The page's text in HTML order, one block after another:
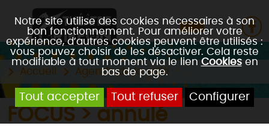
Notre site utilise des cookies nécessaires à son
bon fonctionnement. Pour améliorer votre
expérience, d’autres cookies peuvent être utilisés :
vous pouvez choisir de les désactiver. Cela reste
modifiable à tout moment via le lienCookiesen
bas de page.
Tout accepter Tout refuser Configurer
Accueil Agenda de la salle
FOCUS > annulé